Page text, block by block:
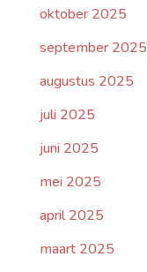
oktober 2025
september 2025
augustus 2025
juli 2025
juni 2025
mei 2025
april 2025
maart 2025